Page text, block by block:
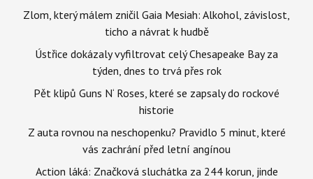
Zlom, který málem zničil Gaia Mesiah: Alkohol, závislost,
ticho a návrat k hudbě
Ústřice dokázaly vyfiltrovat celý Chesapeake Bay za
týden, dnes to trvá přes rok
Pět klipů Guns N‘ Roses, které se zapsaly do rockové
historie
Z auta rovnou na neschopenku? Pravidlo 5 minut, které
vás zachrání před letní angínou
Action láká: Značková sluchátka za 244 korun, jinde